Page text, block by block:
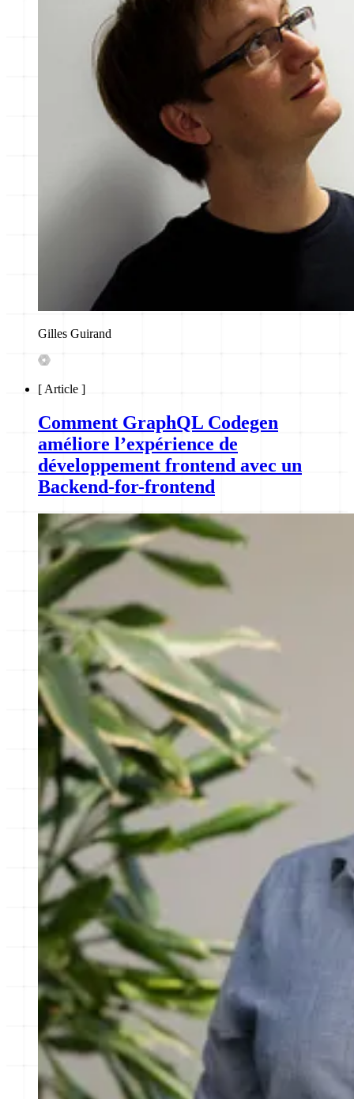
Gilles Guirand
[ Article ]
Comment GraphQL Codegen
améliore l’expérience de
développement frontend avec un
Backend-for-frontend